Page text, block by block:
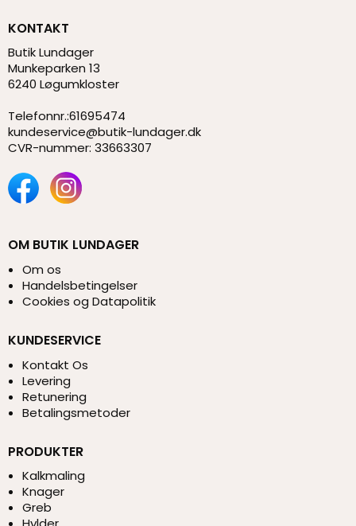
KONTAKT
Butik Lundager
Munkeparken 13
6240 Løgumkloster
Telefonnr.:61695474
kundeservice@butik-lundager.dk
CVR-nummer: 33663307
OM BUTIK LUNDAGER
Om os
Handelsbetingelser
Cookies og Datapolitik
KUNDESERVICE
Kontakt Os
Levering
Retunering
Betalingsmetoder
PRODUKTER
Kalkmaling
Knager
Greb